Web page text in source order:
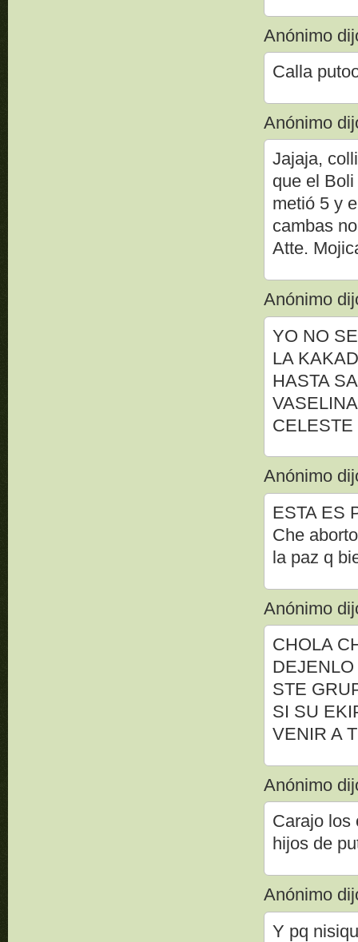
Anónimo
Calla
Anónimo
Jajaja,
que el
metió 5 y
cambas
Atte.
Anónimo
YO NO
LA
HASTA
CELESTE
Anónimo
ESTA ES
Che
la paz q
Anónimo
CHOLA
STE
SI SU
VENIR A
Anónimo
Carajo los
hijos de
Anónimo
Y pq